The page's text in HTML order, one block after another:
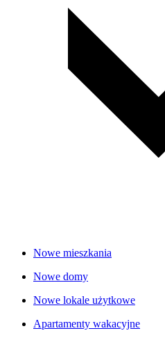
Nowe mieszkania
Nowe domy
Nowe lokale użytkowe
Apartamenty wakacyjne